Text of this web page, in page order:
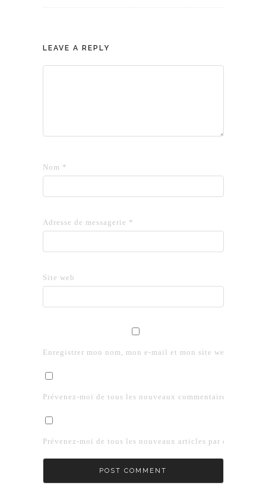
LEAVE A REPLY
Nom *
Adresse de messagerie *
Site web
Enregistrer mon nom, mon e-mail et mon site web dans le
Prévenez-moi de tous les nouveaux commentaires par e-
Prévenez-moi de tous les nouveaux articles par e-mail.